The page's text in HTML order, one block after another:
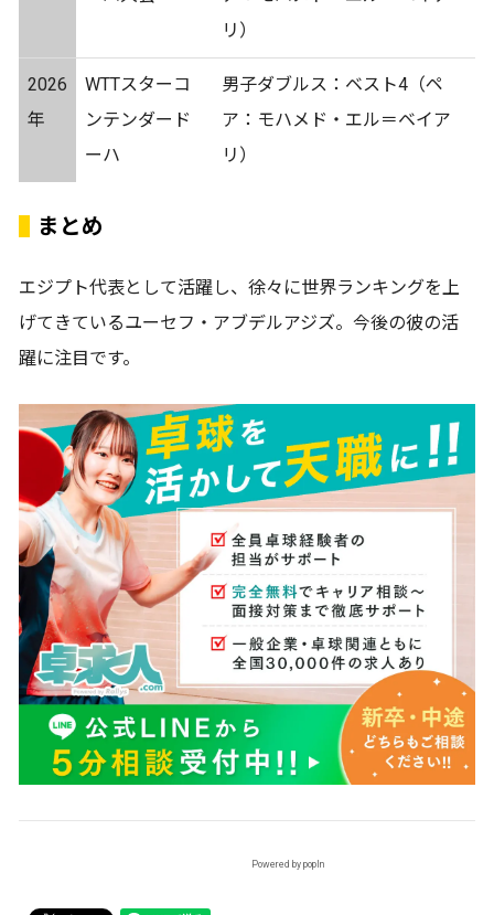
リ）
2026
年
WTTスターコ
ンテンダード
ーハ
男子ダブルス：ベスト4（ペ
ア：モハメド・エル＝ベイア
リ）
まとめ
エジプト代表として活躍し、徐々に世界ランキングを上
げてきているユーセフ・アブデルアジズ。今後の彼の活
躍に注目です。
Powered by popIn